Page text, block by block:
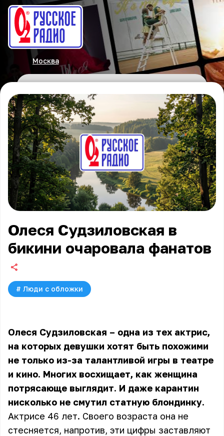
Москва
Олеся Судзиловская в
бикини очаровала фанатов
# Люди с обложки
Олеся Судзиловская – одна из тех актрис,
на которых девушки хотят быть похожими
не только из-за талантливой игры в театре
и кино. Многих восхищает, как женщина
потрясающе выглядит. И даже карантин
нисколько не смутил статную блондинку.
Актрисе 46 лет. Своего возраста она не
стесняется, напротив, эти цифры заставляют